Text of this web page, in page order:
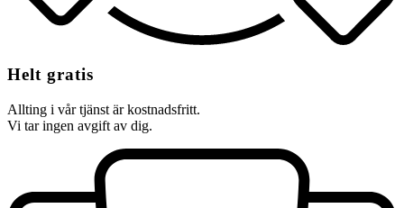
Helt gratis
Allting i vår tjänst är kostnadsfritt.
Vi tar ingen avgift av dig.